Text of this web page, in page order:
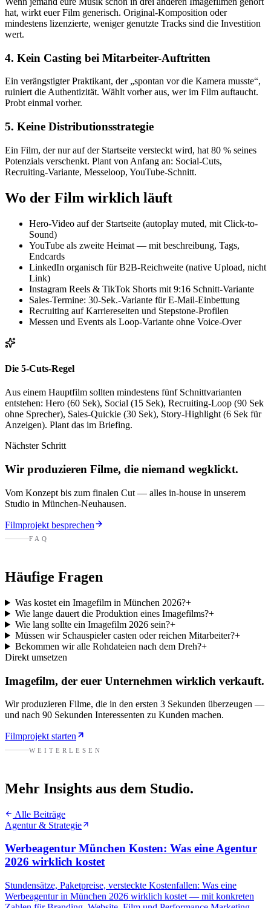
hat, wirkt euer Film generisch. Original-Komposition oder
mindestens lizenzierte, weniger genutzte Tracks sind die Investition
wert.
4. Kein Casting bei Mitarbeiter-Auftritten
Ein verängstigter Praktikant, der „spontan vor die Kamera musste“,
ruiniert die Authentizität. Wählt vorher aus, wer im Film auftaucht.
Probt einmal vorher.
5. Keine Distributionsstrategie
Ein Film, der nur auf der Startseite versteckt wird, hat 80 % seines
Potenzials verschenkt. Plant von Anfang an: Social-Cuts,
Recruiting-Variante, Messeloop, YouTube-Schnitt.
Wo der Film wirklich läuft
Hero-Video auf der Startseite (autoplay muted, mit Click-to-
Sound)
YouTube als zweite Heimat — mit beschreibung, Tags,
Endcards
LinkedIn organisch für B2B-Reichweite (native Upload, nicht
Link)
Instagram Reels & TikTok Shorts mit 9:16 Schnitt-Variante
Sales-Termine: 30-Sek.-Variante für E-Mail-Einbettung
Recruiting auf Karriereseiten und Stepstone-Profilen
Messen und Events als Loop-Variante ohne Voice-Over
Die 5-Cuts-Regel
Aus einem Hauptfilm sollten mindestens fünf Schnittvarianten
entstehen: Hero (60 Sek), Social (15 Sek), Recruiting-Loop (90 Sek
ohne Sprecher), Sales-Quickie (30 Sek), Story-Highlight (6 Sek für
Anzeigen). Plant das im Briefing.
Nächster Schritt
Wir produzieren Filme, die niemand wegklickt.
Vom Konzept bis zum finalen Cut — alles in-house in unserem
Studio in München-Neuhausen.
Filmprojekt besprechen
FAQ
Häufige Fragen
Was kostet ein Imagefilm in München 2026?+
Wie lange dauert die Produktion eines Imagefilms?+
Wie lang sollte ein Imagefilm 2026 sein?+
Müssen wir Schauspieler casten oder reichen Mitarbeiter?+
Bekommen wir alle Rohdateien nach dem Dreh?+
Direkt umsetzen
Imagefilm, der euer Unternehmen wirklich verkauft.
Wir produzieren Filme, die in den ersten 3 Sekunden überzeugen —
und nach 90 Sekunden Interessenten zu Kunden machen.
Filmprojekt starten
WEITERLESEN
Mehr Insights aus dem Studio.
Alle Beiträge
Agentur & Strategie
Werbeagentur München Kosten: Was eine Agentur
2026 wirklich kostet
Stundensätze, Paketpreise, versteckte Kostenfallen: Was eine
Werbeagentur in München 2026 wirklich kostet — mit konkreten